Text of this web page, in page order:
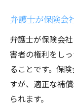
損害賠償請
術
弁護士
性
損害賠
弁護士が保険会
弁護士が保険会
害者の権利をし
ることです。保
すが、適正な補
られます。